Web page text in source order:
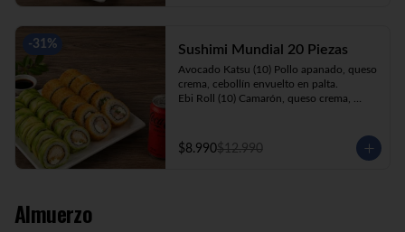
Kani Maki (10) Kanikama, palta, envuelto
en nori.
+ Bebida 1.5lt.
-31% Sushimi Mundial 20 Piezas
Avocado Katsu (10) Pollo apanado, queso
crema, cebollín envuelto en palta.
Ebi Roll (10) Camarón, queso crema,
$8.990$12.990
Almuerzo